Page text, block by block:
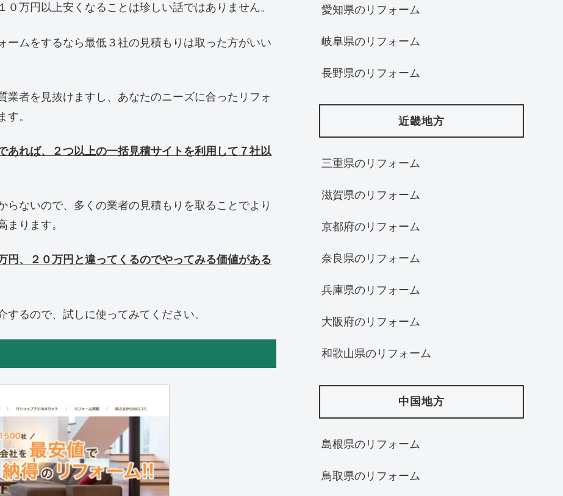
万円以上安くなることは珍しい話ではありません。
ームをするなら最低３社の見積もりは取った方がいい
者を見抜けますし、あなたのニーズに合ったリフォ
す。
あれば、２つ以上の一括見積サイトを利用して７社以
ないので、多くの業者の見積もりを取ることでより
ります。
円、２０万円と違ってくるのでやってみる価値がある
るので、試しに使ってみてください。
愛知県のリフォーム
岐阜県のリフォーム
長野県のリフォーム
近畿地方
三重県のリフォーム
滋賀県のリフォーム
京都府のリフォーム
奈良県のリフォーム
兵庫県のリフォーム
大阪府のリフォーム
和歌山県のリフォーム
中国地方
島根県のリフォーム
鳥取県のリフォーム